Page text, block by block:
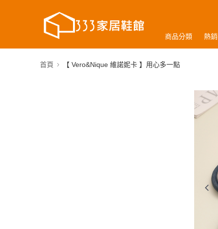
商品分類 熱
首頁 【 Vero&Nique 維諾妮卡 】用心多一點